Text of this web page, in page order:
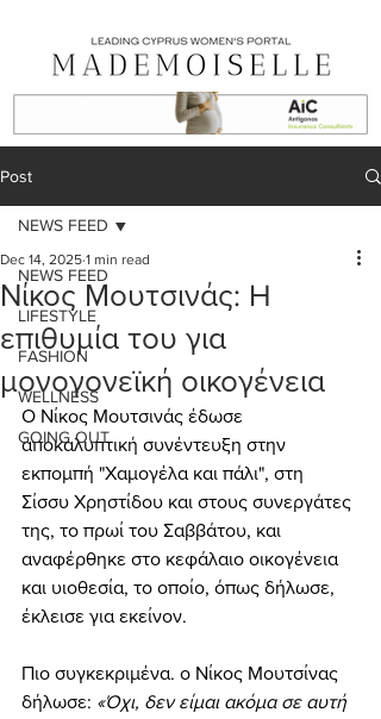
Post
NEWS FEED
LIFESTYLE
FASHION
WELLNESS
GOING OUT
NEWS FEED
Νίκος Μουτσινάς: H
επιθυμία του για
μονογονεϊκή οικογένεια
Dec 14, 2025 1 min read
Ο Νίκος Μουτσινάς έδωσε
αποκαλυπτική συνέντευξη στην
εκπομπή "Χαμογέλα και πάλι", στη
Σίσσυ Χρηστίδου και στους συνεργάτες
της, το πρωί του Σαββάτου, και
αναφέρθηκε στο κεφάλαιο οικογένεια
και υιοθεσία, το οποίο, όπως δήλωσε,
έκλεισε για εκείνον.
Πιο συγκεκριμένα. ο Νίκος Μουτσίνας
δήλωσε: «Όχι, δεν είμαι ακόμα σε αυτή